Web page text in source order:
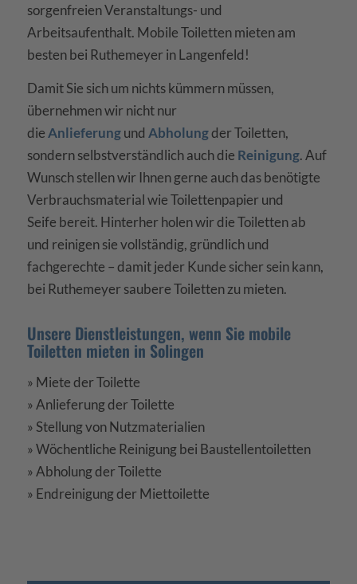
sorgenfreien Veranstaltungs- und
Arbeitsaufenthalt. Mobile Toiletten mieten am
besten bei Ruthemeyer in Langenfeld!
Damit Sie sich um nichts kümmern müssen,
übernehmen wir nicht nur
dieAnlieferungund Abholungder Toiletten,
sondern selbstverständlich auch die Reinigung. Auf
Wunsch stellen wir Ihnen gerne auch das benötigte
Verbrauchsmaterial wie Toilettenpapier und
Seife bereit. Hinterher holen wir die Toiletten ab
und reinigen sie vollständig, gründlich und
fachgerechte – damit jeder Kunde sicher sein kann,
bei Ruthemeyer saubere Toiletten zu mieten.
Unsere Dienstleistungen, wenn Sie mobile
Toiletten mieten in Solingen
» Miete der Toilette
» Anlieferung der Toilette
» Stellung von Nutzmaterialien
» Wöchentliche Reinigung bei Baustellentoiletten
» Abholung der Toilette
» Endreinigung der Miettoilette